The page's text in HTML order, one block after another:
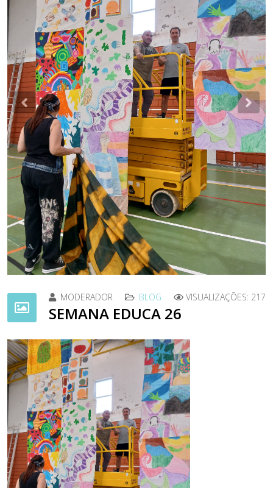
Previous
MODERADOR BLOG VISUALIZAÇÕES: 217
SEMANA EDUCA 26